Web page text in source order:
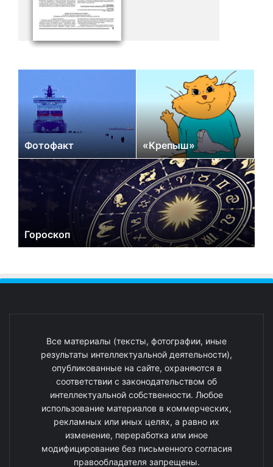
Фотофакт «Крепыш»
Гороскоп
Все материалы (тексты, фотографии, иные
результаты интеллектуальной деятельности),
опубликованные на сайте, охраняются в
соответствии с законодательством об
интеллектуальной собственности. Любое
использование материалов в коммерческих,
рекламных или иных целях, а равно их
изменение, переработка или иное
модифицирование без письменного согласия
правообладателя запрещены.